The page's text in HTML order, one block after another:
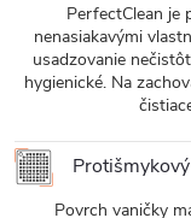
PerfectClean je
nenasiakavými
usadzovanie
hygienické. Na
Povrch vaničky